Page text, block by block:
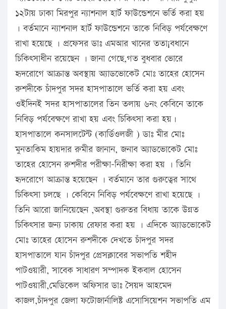
১২টায় ঢাকা মিরপুর ন্যাশনাল হার্ট ফাউন্ডেশনে ভর্তি করা হয়
। বর্তমানে ন্যাশনাল হার্ট ফাউন্ডেশনে তাকে নিবিড় পর্যবেক্ষণে
রাখা হয়েছে । প্রফেসর ডাঃ এমআর খানের ততা¡বধানে
চিকিৎসাধীন রয়েছেন । জানা গেছে,গত বুধবার ভোরে
হৃদরোগে আক্রান্ত অবস্থায় অ্যাডভোকেট মোঃ তাহের হোসেন
রুশদীকে চাঁদপুর সদর হাসপাতালে ভর্তি করা হয় এবং
ওইদিনই সদর হাসপাতালের তিন তলায় ৬নং কেবিনে তাকে
নিবিড় পর্যবেক্ষণে রাখা হয় এবং চিকিৎসা করা হয়।
হাসপাতালে কনসালটেন্ট (কার্ডিওলজী ) ডাঃ মীর মোঃ
মুনতাকিম হায়দার রুমীর জানান, জনাব অ্যাডভোকেট মোঃ
তাহের হোসেন রুশদীর পরীক্ষা-নিরীক্ষা করা হয় । তিনি
হৃদরোগে আক্রান্ত হয়েছেন । বর্তমানে তার গুরুত্বের সাথে
চিকিৎসা চলছে । কেবিনে নিবিড় পর্যবেক্ষণে রাখা হয়েছে ।
তিনি আরো জানিয়েছেন ,অবস্থা গুরুতর বিধায় তাকে উন্নত
চিকিৎসার জন্য ঢাকায় রেফার করা হয় । এদিকে অ্যাডভোকেট
মোঃ তাহের হোসেন রুশদীকে দেখতে চাঁদপুর সদর
হাসপাতালে যান চাঁদপুর প্রেসক্লাবের সভাপতি শহীদ
পাটওয়ারী, সাবেক সাধারণ সম্পাদক ইকবাল হোসেন
পাটওয়ারী,মেডিকেল অফিসার ডাঃ সৈয়দ আহমেদ
কাজল,চাঁদপুর জেলা ফটোজার্নালিষ্ট এসোসিয়েশন সভাপতি এম